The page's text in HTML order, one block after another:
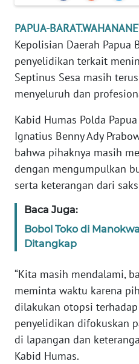
PAPUA-
Kepolisian Daerah Papua
penyelidikan terkait
Septinus Sesa masih
menyeluruh dan
Kabid Humas Polda
Ignatius Benny Ady
bahwa pihaknya masih
dengan mengumpulkan
serta keterangan dari
Baca Juga:
Bobol Toko di
Ditangkap
“Kita masih mendalami,
meminta waktu karena
dilakukan otopsi
penyelidikan difokuskan
di lapangan dan
Kabid Humas.
MEDIA
REDAKSI
KARIR
DISCLAIMER
Wahana
News
Regional
SUMUT
WN
WN
JABAR
WN
BANTEN